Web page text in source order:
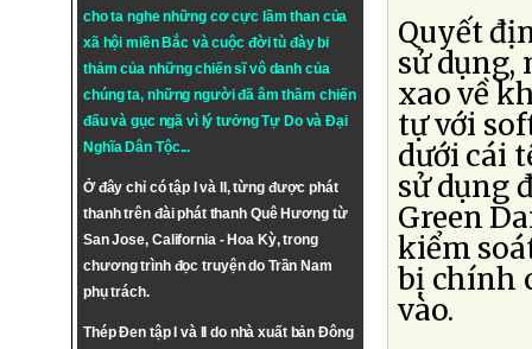
cho ta nghe những cơ cực lầm than của
xã hội miền Bắc và cuộc đời tù đày bi
thảm của những chiến sĩ vô danh của
chúng ta, những người đã âm thầm chiến
đấu và gục ngã vì lý tưởngTự DovàĐại
Nghĩa Dân Tộc...
Ở đây chỉ có tập I và II, từng được phát
thanh trên đài phát thanh Quê Hương từ
San Jose, California - Hoa Kỳ, trong
chương trình đọc truyện do Trần Nam
phụ trách.
Thép Đen tập I và II do nhà xuất bản Đông
Quyết
sử dụng,
xao về
tự với
dưới cái
sử dụng
Green
kiểm
bị chính
vào.